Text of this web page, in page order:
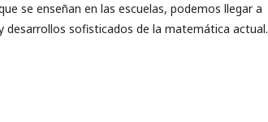
se enseñan en las escuelas, podemos llegar a
desarrollos sofisticados de la matemática actual.